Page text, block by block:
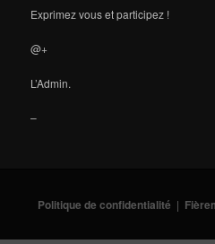
Exprimez vous et participez !
@+
L’Admin.
–
Politique de confidentialité